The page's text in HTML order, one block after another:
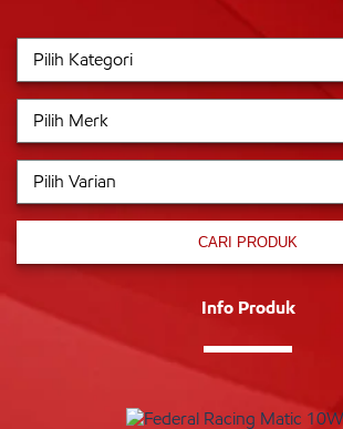
CARI PRODUK
Info Produk